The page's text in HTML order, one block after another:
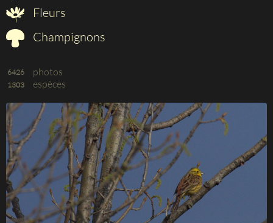
Fleurs
Champignons
6426 photos
1303 espèces